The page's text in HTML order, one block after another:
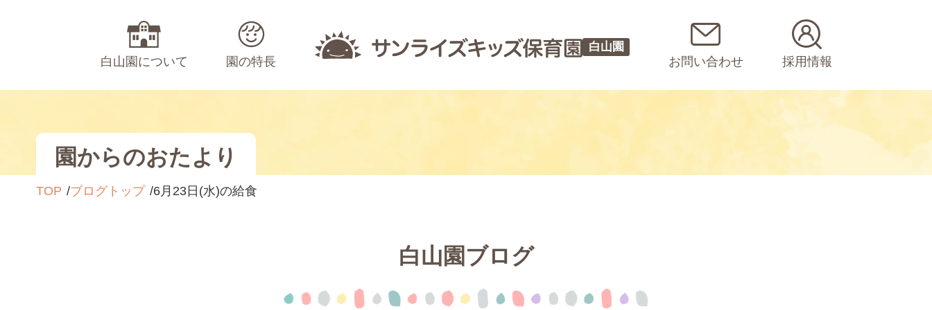
白山園について 園の特長
白山園
お問い合わせ 採用情報
園からのおたより
TOP ブログトップ 6月23日(水)の給食
白山園ブログ